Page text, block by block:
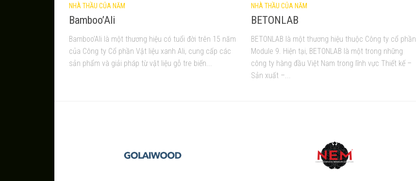
NHÀ THẦU CỦA NĂM
Bamboo’Ali
Bamboo’Ali là một thương hiệu có tuổi đời trên 15 năm
của Công ty Cổ phần Vật liệu xanh Ali, cung cấp các
sản phẩm và giải pháp từ vật liệu gỗ tre biến...
NHÀ THẦU CỦA NĂM
BETONLAB
BETONLAB là một thương hiệu thuộc Công ty cổ phần
Module 9. Hiện tại, BETONLAB là một trong những
công ty hàng đầu Việt Nam trong lĩnh vực Thiết kế –
Sản xuất –...